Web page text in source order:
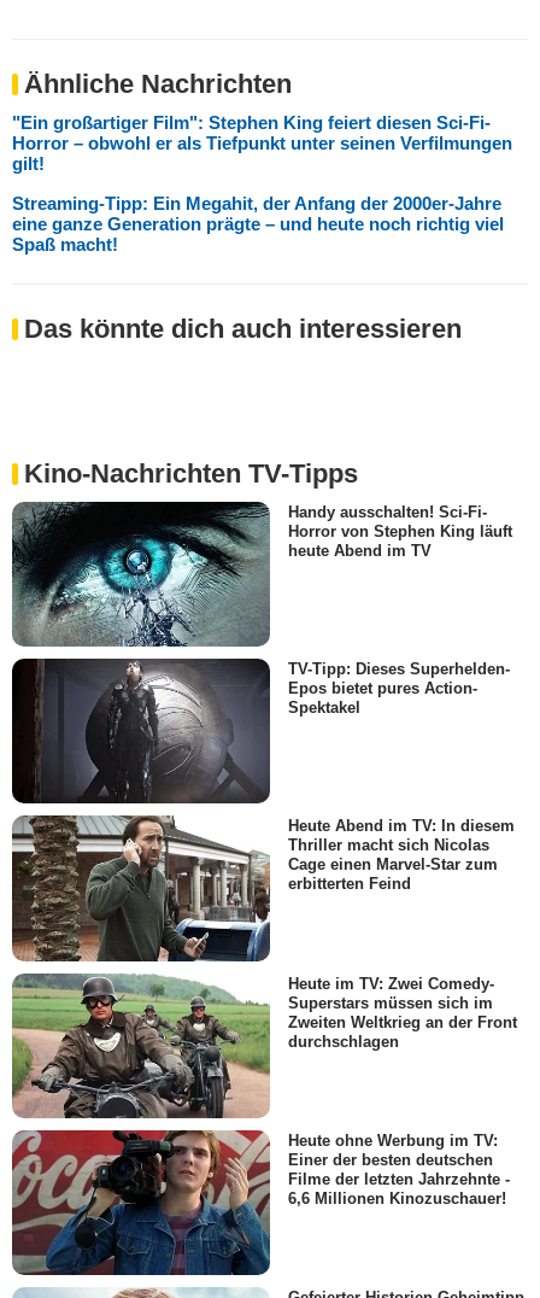
Ähnliche Nachrichten
"Ein großartiger Film": Stephen King feiert diesen Sci-Fi-
Horror – obwohl er als Tiefpunkt unter seinen Verfilmungen
gilt!
Streaming-Tipp: Ein Megahit, der Anfang der 2000er-Jahre
eine ganze Generation prägte – und heute noch richtig viel
Spaß macht!
Das könnte dich auch interessieren
Kino-Nachrichten TV-Tipps
Handy ausschalten! Sci-Fi-
Horror von Stephen King läuft
heute Abend im TV
TV-Tipp: Dieses Superhelden-
Epos bietet pures Action-
Spektakel
Heute Abend im TV: In diesem
Thriller macht sich Nicolas
Cage einen Marvel-Star zum
erbitterten Feind
Heute im TV: Zwei Comedy-
Superstars müssen sich im
Zweiten Weltkrieg an der Front
durchschlagen
Heute ohne Werbung im TV:
Einer der besten deutschen
Filme der letzten Jahrzehnte -
6,6 Millionen Kinozuschauer!